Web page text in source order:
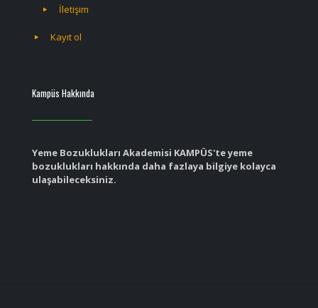
İletişim
Kayıt ol
Kampüs Hakkında
Yeme Bozuklukları Akademisi KAMPÜS'te yeme
bozuklukları hakkında daha fazlaya bilgiye kolayca
ulaşabileceksiniz.